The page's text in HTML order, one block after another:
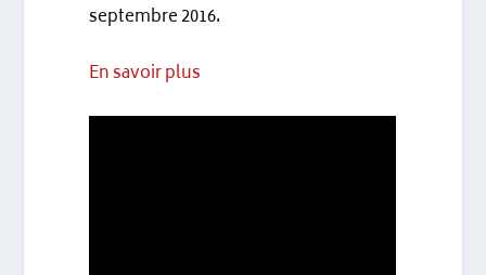
septembre 2016.
En savoir plus